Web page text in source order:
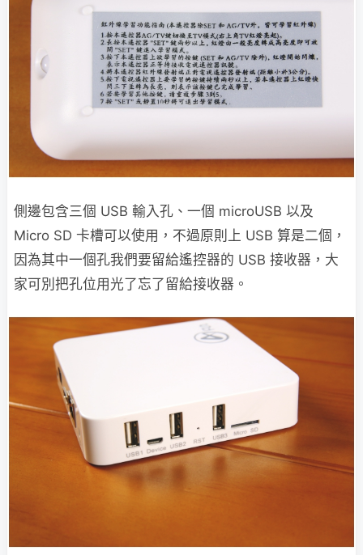
側邊包含三個 USB 輸入孔、一個 microUSB 以及
Micro SD 卡槽可以使用，不過原則上 USB 算是二個，
因為其中一個孔我們要留給遙控器的 USB 接收器，大
家可別把孔位用光了忘了留給接收器。